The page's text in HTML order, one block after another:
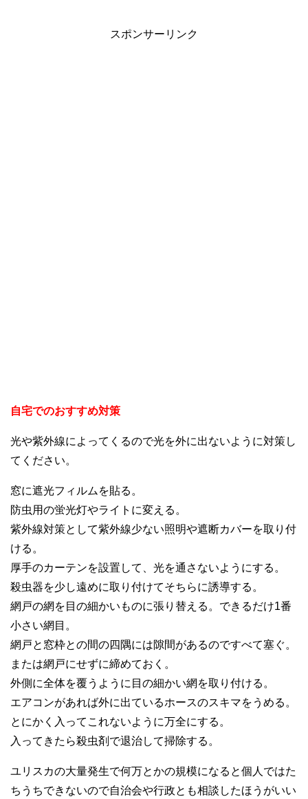
スポンサーリンク
自宅でのおすすめ対策
光や紫外線によってくるので光を外に出ないように対策し
てください。
窓に遮光フィルムを貼る。
防虫用の蛍光灯やライトに変える。
紫外線対策として紫外線少ない照明や遮断カバーを取り付
ける。
厚手のカーテンを設置して、光を通さないようにする。
殺虫器を少し遠めに取り付けてそちらに誘導する。
網戸の網を目の細かいものに張り替える。できるだけ1番
小さい網目。
網戸と窓枠との間の四隅には隙間があるのですべて塞ぐ。
または網戸にせずに締めておく。
外側に全体を覆うように目の細かい網を取り付ける。
エアコンがあれば外に出ているホースのスキマをうめる。
とにかく入ってこれないように万全にする。
入ってきたら殺虫剤で退治して掃除する。
ユリスカの大量発生で何万とかの規模になると個人ではた
ちうちできないので自治会や行政とも相談したほうがいい